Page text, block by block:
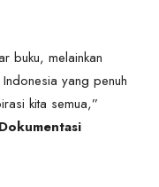
buku, melainkan
yang penuh
kita semua,”